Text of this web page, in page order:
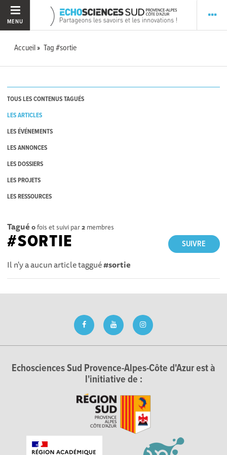
MENU
Accueil Tag #sortie
TOUS LES CONTENUS TAGUÉS
LES ARTICLES
LES ÉVÉNEMENTS
LES ANNONCES
LES DOSSIERS
LES PROJETS
LES RESSOURCES
Tagué 0fois et suivi par2 membres
SUIVRE
#SORTIE
Il n'y a aucun article taggué#sortie
Echosciences Sud Provence-Alpes-Côte d'Azur est à
l'initiative de :